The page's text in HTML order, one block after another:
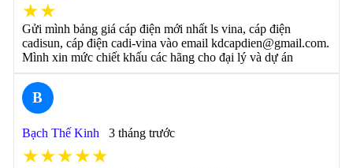
★★
Gửi mình bảng giá cáp điện mới nhất ls vina, cáp điện
cadisun, cáp điện cadi-vina vào email kdcapdien@gmail.com.
Mình xin mức chiết khấu các hãng cho đại lý và dự án
B
Bạch Thế Kinh 3 tháng trước
★★★★★